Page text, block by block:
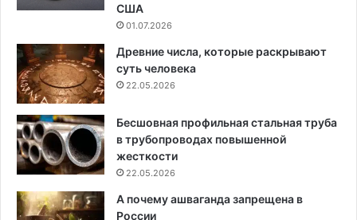
США
01.07.2026
Древние числа, которые раскрывают
суть человека
22.05.2026
Бесшовная профильная стальная труба
в трубопроводах повышенной
жесткости
22.05.2026
А почему ашваганда запрещена в
России